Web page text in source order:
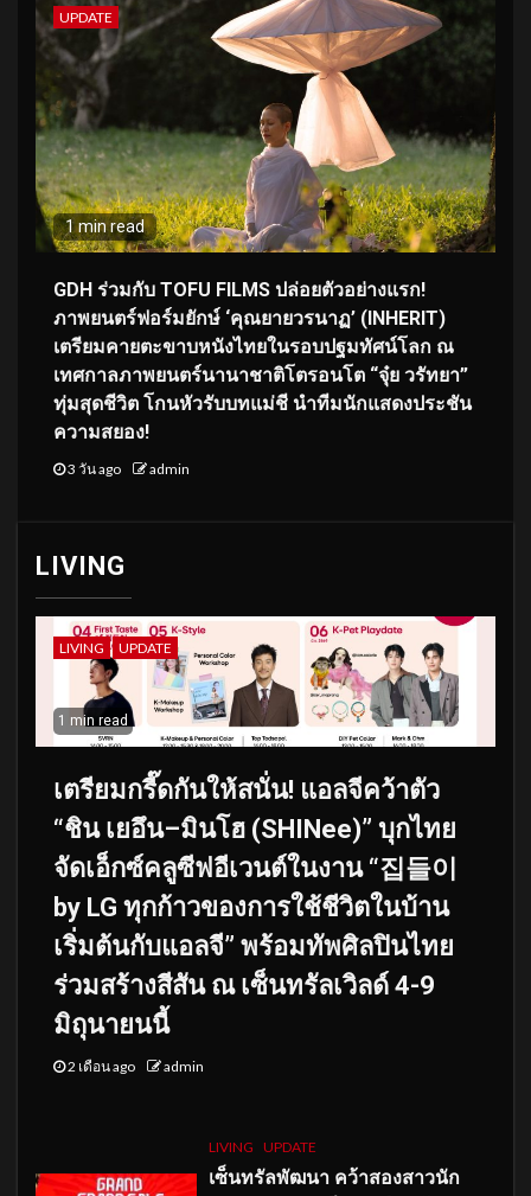
UPDATE
1 min read
GDH ร่วมกับ TOFU FILMS ปล่อยตัวอย่างแรก!
ภาพยนตร์ฟอร์มยักษ์ ‘คุณยายวรนาฏ’ (INHERIT)
เตรียมคายตะขาบหนังไทยในรอบปฐมทัศน์โลก ณ
เทศกาลภาพยนตร์นานาชาติโตรอนโต “จุ๋ย วรัทยา”
ทุ่มสุดชีวิต โกนหัวรับบทแม่ชี นำทีมนักแสดงประชัน
ความสยอง!
3 วัน ago admin
LIVING
LIVING UPDATE
1 min read
เตรียมกรี๊ดกันให้สนั่น! แอลจีคว้าตัว
“ชิน เยอึน–มินโฮ (SHINee)” บุกไทย
จัดเอ็กซ์คลูซีฟอีเวนต์ในงาน “집들이
by LG ทุกก้าวของการใช้ชีวิตในบ้าน
เริ่มต้นกับแอลจี” พร้อมทัพศิลปินไทย
ร่วมสร้างสีสัน ณ เซ็นทรัลเวิลด์ 4-9
มิถุนายนนี้
2 เดือน ago admin
LIVING UPDATE
เซ็นทรัลพัฒนา คว้าสองสาวนัก